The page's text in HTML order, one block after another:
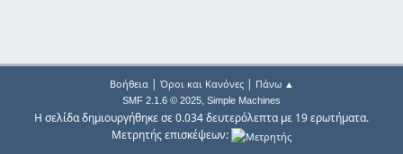
Βοήθεια| Όροι και Κανόνες| Πάνω ▲
SMF 2.1.6 © 2025, Simple Machines
Η σελίδα δημιουργήθηκε σε 0.034 δευτερόλεπτα με 19 ερωτήματα.
Μετρητής επισκέψεων: